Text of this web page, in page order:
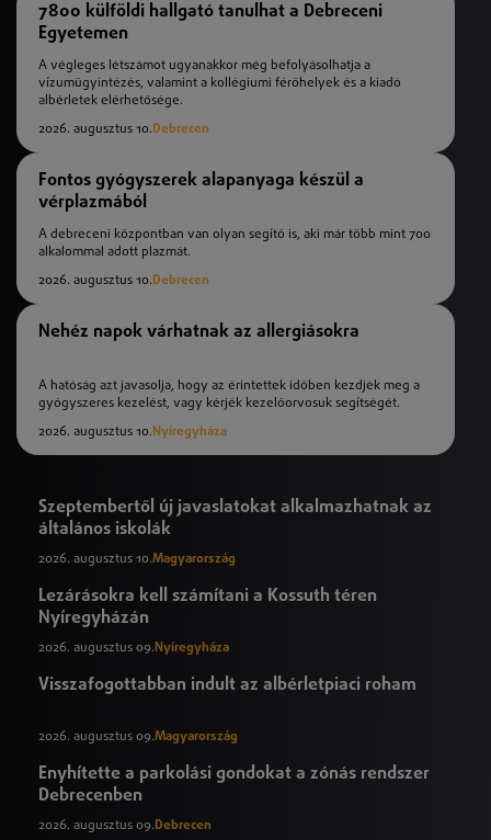
7800 külföldi hallgató tanulhat a Debreceni
Egyetemen
A végleges létszámot ugyanakkor még befolyásolhatja a
vízumügyintézés, valamint a kollégiumi férőhelyek és a kiadó
albérletek elérhetősége.
2026. augusztus 10.Debrecen
Fontos gyógyszerek alapanyaga készül a
vérplazmából
A debreceni központban van olyan segítő is, aki már több mint 700
alkalommal adott plazmát.
2026. augusztus 10.Debrecen
Nehéz napok várhatnak az allergiásokra
A hatóság azt javasolja, hogy az érintettek időben kezdjék meg a
gyógyszeres kezelést, vagy kérjék kezelőorvosuk segítségét.
2026. augusztus 10. Nyíregyháza
Szeptembertől új javaslatokat alkalmazhatnak az
általános iskolák
2026. augusztus 10.Magyarország
Lezárásokra kell számítani a Kossuth téren
Nyíregyházán
2026. augusztus 09. Nyíregyháza
Visszafogottabban indult az albérletpiaci roham
2026. augusztus 09.Magyarország
Enyhítette a parkolási gondokat a zónás rendszer
Debrecenben
2026. augusztus 09.Debrecen